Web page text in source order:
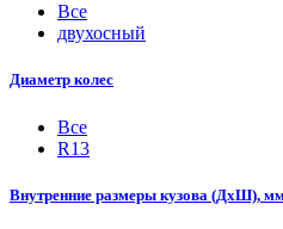
Все
двухосный
Диаметр колес
Все
R13
Внутренние размеры кузова (ДхШ),